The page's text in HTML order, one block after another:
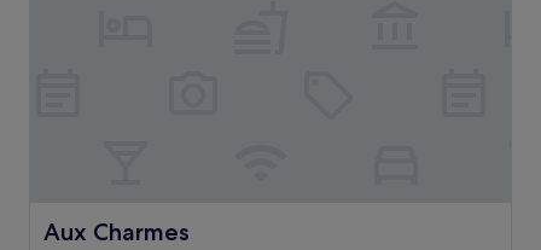
Aux Charmes
Aux Charmes